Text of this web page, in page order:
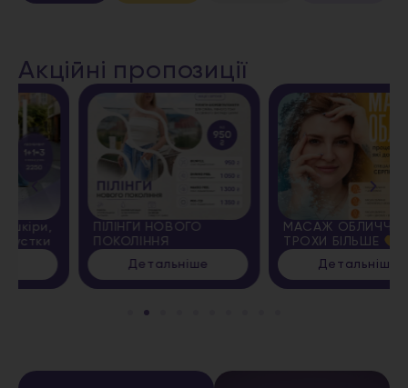
Акційні пропозиції
ПІЛІНГИ НОВОГО
ПОКОЛІННЯ
Детальніше
МАСАЖ ОБЛИЧЧЯ + ЩЕ
ТРОХИ БІЛЬШЕ
Детальніше